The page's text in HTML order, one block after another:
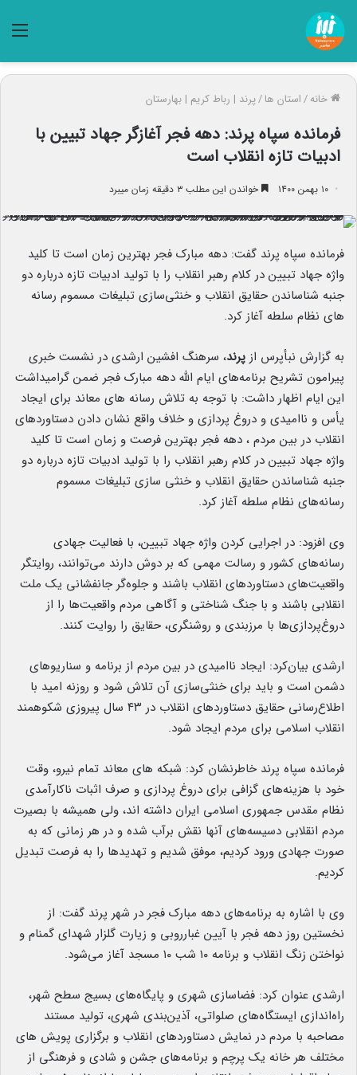
خانه/استان ها/پرند | رباط کریم | بهارستان
فرمانده سپاه پرند: دهه فجر آغازگر جهاد تبیین با
ادبیات تازه انقلاب است
۱۰ بهمن ۱۴۰۰ خواندن این مطلب ۳ دقیقه زمان میبرد
فرمانده سپاه پرند گفت: دهه مبارک فجر بهترین زمان است تا کلید
واژه جهاد تبیین در کلام رهبر انقلاب را با تولید ادبیات تازه درباره دو
جنبه شناساندن حقایق انقلاب و خنثی‌سازی تبلیغات مسموم رسانه
های نظام سلطه آغاز کرد.
به گزارش نبأپرس از پرند، سرهنگ افشین ارشدی در نشست خبری
پیرامون تشریح برنامه‌های ایام الله دهه مبارک فجر ضمن گرامیداشت
این ایام اظهار داشت: با توجه به تلاش رسانه های معاند برای ایجاد
یأس و ناامیدی و دروغ پردازی و خلاف واقع نشان دادن دستاوردهای
انقلاب در بین مردم ، دهه فجر بهترین فرصت و زمان است تا کلید
واژه جهاد تبیین در کلام رهبر انقلاب را با تولید ادبیات تازه درباره دو
جنبه شناساندن حقایق انقلاب و خنثی سازی تبلیغات مسموم
رسانه‌های نظام سلطه آغاز کرد.
وی افزود: در اجرایی کردن واژه جهاد تبیین، با فعالیت جهادی
رسانه‌های کشور و رسالت مهمی که بر دوش دارند می‌توانند، روایتگر
واقعیت‌های دستاوردهای انقلاب باشند و جلوه‌گر جانفشانی یک ملت
انقلابی باشند و با جنگ شناختی و آگاهی مردم واقعیت‌ها را از
دروغ‌پردازی‌ها با مرزبندی و روشنگری، حقایق را روایت کنند.
ارشدی بیان‌کرد: ایجاد ناامیدی در بین مردم از برنامه و سناریوهای
دشمن است و باید برای خنثی‌سازی آن تلاش شود و روزنه امید با
اطلاع‌رسانی حقایق دستاوردهای انقلاب در ۴۳ سال پیروزی شکوهمند
انقلاب اسلامی برای مردم ایجاد شود.
فرمانده سپاه پرند خاطرنشان کرد: شبکه های معاند تمام نیرو، وقت
خود با هزینه‌های گزافی برای دروغ پردازی و صرف اثبات ناکارآمدی
نظام مقدس ‌جمهوری اسلامی ایران داشته اند، ولی همیشه با بصیرت
مردم انقلابی دسیسه‌های آنها نقش برآب شده و در هر زمانی که به
صورت جهادی ورود کردیم، موفق شدیم و تهدیدها را به فرصت تبدیل
کردیم.
وی با اشاره به برنامه‌های دهه مبارک فجر در شهر پرند گفت: از
نخستین روز دهه فجر با آیین غبارروبی و زیارت گلزار شهدای گمنام و
نواختن زنگ انقلاب و برنامه ۱۰ شب ۱۰ مسجد آغاز می‌شود.
ارشدی عنوان کرد: فضاسازی شهری و پایگاه‌های بسیج سطح شهر،
راه‌اندازی ایستگاه‌های صلواتی، آذین‌بندی شهری، تولید مستند
مصاحبه با مردم در نمایش دستاوردهای انقلاب و برگزاری پویش های
مختلف هر خانه یک پرچم و برنامه‌های جشن و شادی و فرهنگی از